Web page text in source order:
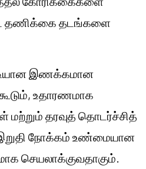
தணிக்கை தடங்களை
இணக்கமான
உதாரணமாக
மற்றும் தரவுத் தொடர்ச்சித்
இறுதி நோக்கம் உண்மையான
செயலாக்குவதாகும்.